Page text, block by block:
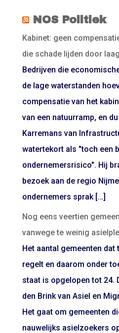
NOS Politiek
Kabinet: geen
die schade lijden door
Bedrijven die
de lage waterstanden
compensatie van het
van een natuurramp, en
Karremans van
watertekort als "toch een
ondernemersrisico". Hij
bezoek aan de regio
ondernemers sprak […]
Nog eens veertien
vanwege te weinig
Het aantal gemeenten
regelt en daarom onder
staat is opgelopen tot 24.
den Brink van Asiel en
Het gaat om gemeenten
nauwelijks asielzoekers